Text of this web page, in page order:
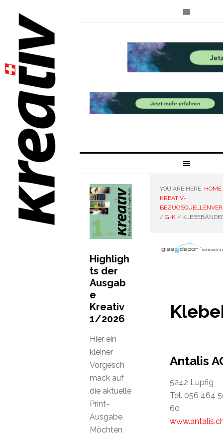
YOU ARE HERE: HOME
KREATIV-
/ G-K /
Antalis
5242 Lupfig
Tel. 056 464
60
Highligh
ts der
Ausgab
e
Kreativ
1/2026
Hier ein
kleiner
Vorgesch
mack auf
die aktuelle
Print-
Ausgabe.
Möchten